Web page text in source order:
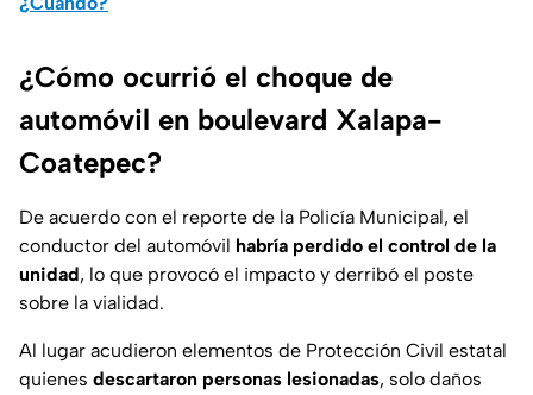
¿Cómo ocurrió el choque de
automóvil en boulevard Xalapa-
Coatepec?
De acuerdo con el reporte de la Policía Municipal, el
conductor del automóvil habría perdido el control de la
unidad, lo que provocó el impacto y derribó el poste
sobre la vialidad.
Al lugar acudieron elementos de Protección Civil estatal
quienes descartaron personas lesionadas, solo daños